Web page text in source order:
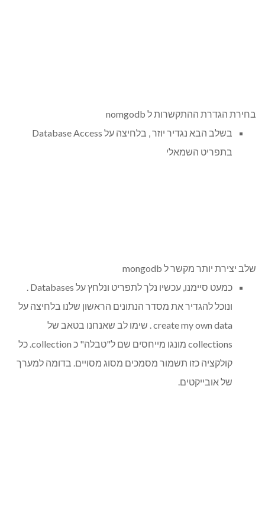
בחירת הגדרת ההתקשרות ל nomgodb
בשלב הבא נגדיר יוזר , בלחיצה על Database Access
בתפריט השמאלי
שלב יצירת יותר מקשר ל mongodb
כמעט סיימנו, עכשיו נלך לתפריט ונלחץ על Databases .
ונוכל להגדיר את מסדר הנתונים הראשון שלנו בלחיצה על
create my own data . שימו לב שאנחנו בטאב של
collections מונגו מייחסים שם ל"טבלה" כ collection. כל
קולקציה כזו תשמור מסמכים מסוג מסויים. בדומה למערך
של אובייקטים.